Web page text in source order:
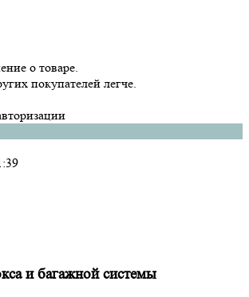
о товаре.
покупателей легче.
и багажной системы